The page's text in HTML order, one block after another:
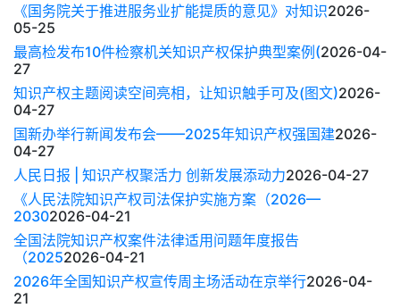
《国务院关于推进服务业扩能提质的意见》对知识2026-
05-25
最高检发布10件检察机关知识产权保护典型案例(2026-04-
27
知识产权主题阅读空间亮相，让知识触手可及(图文)2026-
04-27
国新办举行新闻发布会——2025年知识产权强国建2026-
04-27
人民日报 | 知识产权聚活力 创新发展添动力2026-04-27
《人民法院知识产权司法保护实施方案（2026—
20302026-04-21
全国法院知识产权案件法律适用问题年度报告
（20252026-04-21
2026年全国知识产权宣传周主场活动在京举行2026-04-
21